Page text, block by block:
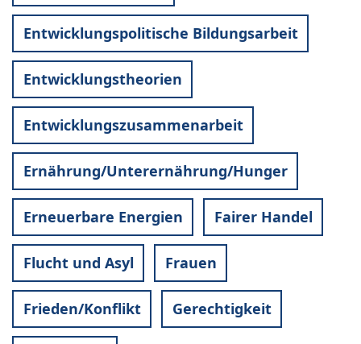
Entwicklungspolitische Bildungsarbeit
Entwicklungstheorien
Entwicklungszusammenarbeit
Ernährung/Unterernährung/Hunger
Erneuerbare Energien Fairer Handel
Flucht und Asyl Frauen
Frieden/Konflikt Gerechtigkeit